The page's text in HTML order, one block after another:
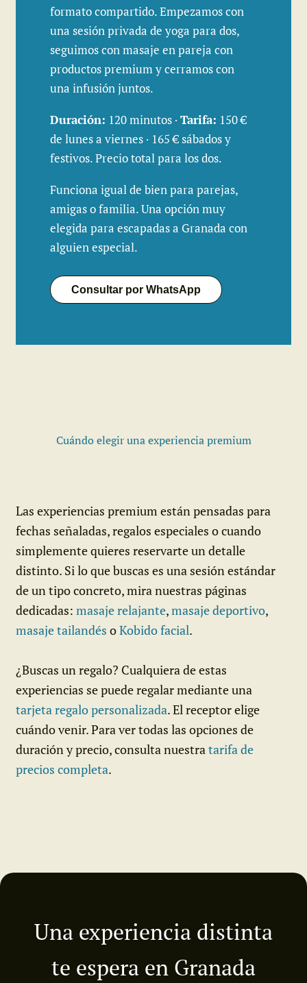
formato compartido. Empezamos con
una sesión privada de yoga para dos,
seguimos con masaje en pareja con
productos premium y cerramos con
una infusión juntos.
Duración: 120 minutos ·Tarifa: 150 €
de lunes a viernes · 165 € sábados y
festivos. Precio total para los dos.
Funciona igual de bien para parejas,
amigas o familia. Una opción muy
elegida para escapadas a Granada con
alguien especial.
Consultar por WhatsApp
Cuándo elegir una experiencia premium
Las experiencias premium están pensadas para
fechas señaladas, regalos especiales o cuando
simplemente quieres reservarte un detalle
distinto. Si lo que buscas es una sesión estándar
de un tipo concreto, mira nuestras páginas
dedicadas:masaje relajante,masaje deportivo,
masaje tailandés oKobido facial.
¿Buscas un regalo? Cualquiera de estas
experiencias se puede regalar mediante una
tarjeta regalo personalizada. El receptor elige
cuándo venir. Para ver todas las opciones de
duración y precio, consulta nuestratarifa de
precios completa.
Una experiencia distinta
te espera en Granada